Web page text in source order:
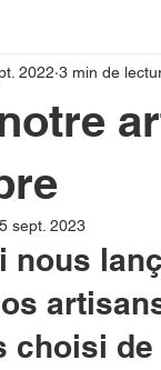
2022 3 min de
sept. 2023
nous
choisi